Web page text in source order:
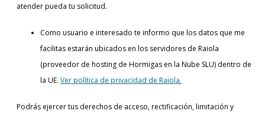
atender pueda tu solicitud.
Como usuario e interesado te informo que los datos que me
facilitas estarán ubicados en los servidores de Raiola
(proveedor de hosting de Hormigas en la Nube SLU) dentro de
la UE. Ver política de privacidad de Raiola.
Podrás ejercer tus derechos de acceso, rectificación, limitación y